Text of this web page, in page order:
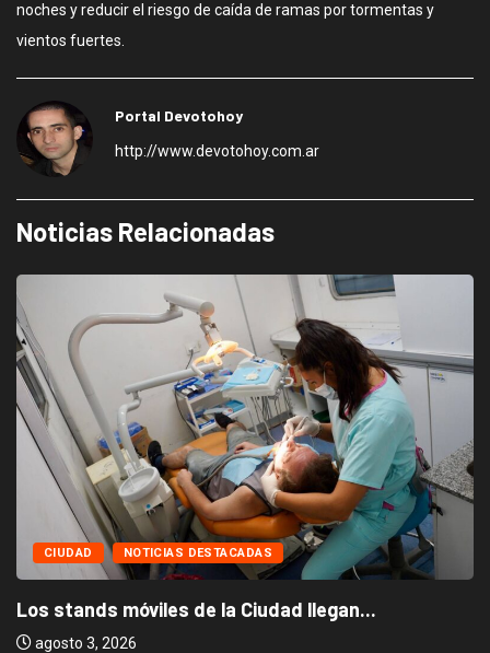
noches y reducir el riesgo de caída de ramas por tormentas y
vientos fuertes.
Portal Devotohoy
http://www.devotohoy.com.ar
Noticias Relacionadas
CIUDAD NOTICIAS DESTACADAS
Los stands móviles de la Ciudad llegan...
agosto 3, 2026